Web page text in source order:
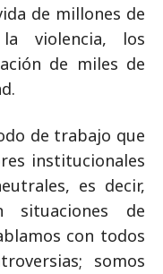
de millones de
violencia, los
de miles de
de trabajo que
institucionales
es decir,
situaciones de
con todos
somos